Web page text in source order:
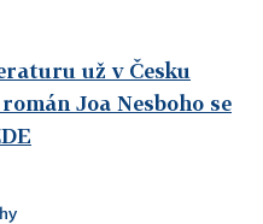
už v Česku
Joa Nesboho se